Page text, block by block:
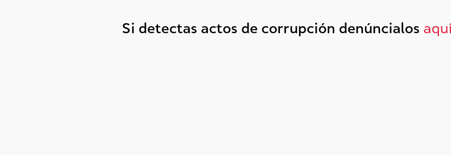
Si detectas actos de corrupción denúncialos aquí